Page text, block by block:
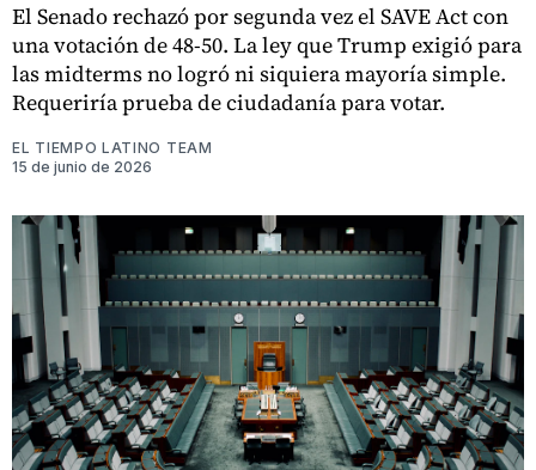
El Senado rechazó por segunda vez el SAVE Act con
una votación de 48-50. La ley que Trump exigió para
las midterms no logró ni siquiera mayoría simple.
Requeriría prueba de ciudadanía para votar.
EL TIEMPO LATINO TEAM
15 de junio de 2026